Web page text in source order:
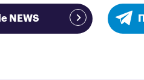
NEWS